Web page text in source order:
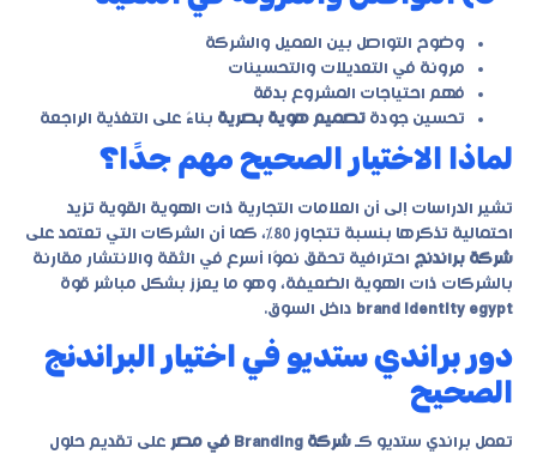
وضوح التواصل بين العميل والشركة
مرونة في التعديلات والتحسينات
فهم احتياجات المشروع بدقة
تحسين جودة تصميم هوية بصرية بناءً على التغذية الراجعة
لماذا الاختيار الصحيح مهم جدًا؟
تشير الدراسات إلى أن العلامات التجارية ذات الهوية القوية تزيد
احتمالية تذكرها بنسبة تتجاوز 80%، كما أن الشركات التي تعتمد على
شركة براندنج احترافية تحقق نموًا أسرع في الثقة والانتشار مقارنة
بالشركات ذات الهوية الضعيفة، وهو ما يعزز بشكل مباشر قوة
brand identity egypt داخل السوق.
دور براندي ستديو في اختيار البراندنج
الصحيح
تعمل براندي ستديو كـ شركة Branding في مصر
على تقديم حلول